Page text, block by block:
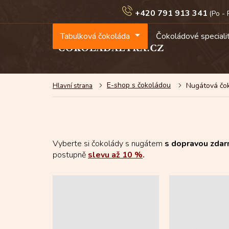
obsah
+420 791 913 341
Tabulková čokoláda Čokoládové
E-shop s čokoládou Nugátová
Vyberte si čokolády s nugátem s dopravou
postupně slevu až 10 %.